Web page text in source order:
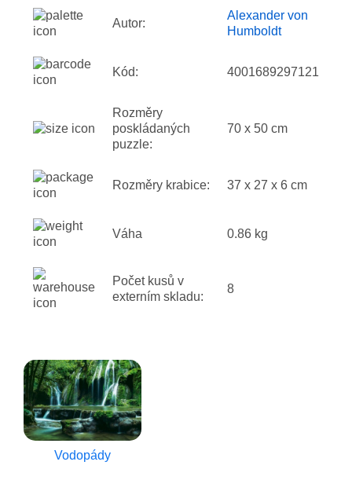
Autor:
Alexander von
Humboldt
Kód: 4001689297121
Rozměry
poskládaných
puzzle:
70 x 50 cm
Rozměry krabice: 37 x 27 x 6 cm
Váha 0.86 kg
Počet kusů v
externím skladu:
8
Vodopády